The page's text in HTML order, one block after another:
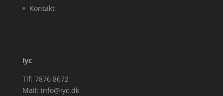
Kontakt
iyc
Tlf: 7876 8672
Mail: info@iyc.dk